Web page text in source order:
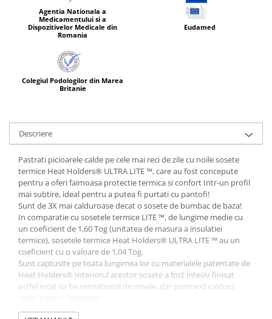
Agentia Nationala a
Medicamentului si a
Dispozitivelor Medicale din
Romania
Eudamed
Colegiul Podologilor din Marea
Britanie
Descriere
Pastrati picioarele calde pe cele mai reci de zile cu noile sosete
termice Heat Holders® ULTRA LITE ™, care au fost concepute
pentru a oferi faimoasa protectie termica si confort Intr-un profil
mai subtire, ideal pentru a putea fi purtati cu pantofi!
Sunt de 3X mai calduroase decat o sosete de bumbac de baza!
In comparatie cu sosetele termice LITE ™, de lungime medie cu
un coeficient de 1,60 Tog (unitatea de masura a insulatiei
termice), sosetele termice Heat Holders® ULTRA LITE ™ au un
coeficient cu o valoare de 1,04 Tog.
Sunt captusite pe toata lungimea lor cu materialele patentate de
Heat Holders® Interiorul acestor sosete a fost intesiv finisat
astfel incat sa fie senzational de moale, dar pastrand caldura
Heat Holders® nu stranguleaza piciorul si sunt recomandate